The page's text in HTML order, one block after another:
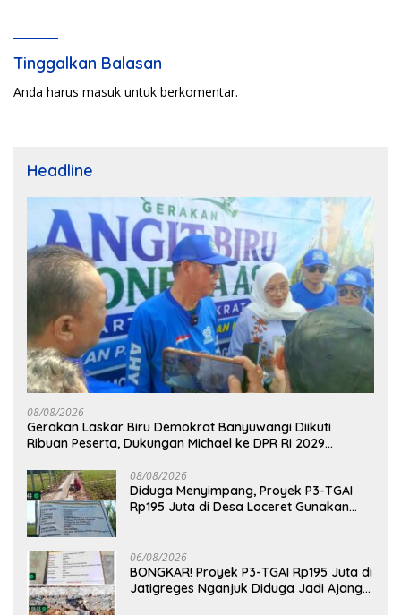
Tinggalkan Balasan
Anda harus masuk untuk berkomentar.
Headline
08/08/2026
Gerakan Laskar Biru Demokrat Banyuwangi Diikuti
Ribuan Peserta, Dukungan Michael ke DPR RI 2029
08/08/2026
Diduga Menyimpang, Proyek P3-TGAI
Rp195 Juta di Desa Loceret Gunakan
06/08/2026
BONGKAR! Proyek P3-TGAI Rp195 Juta di
Jatigreges Nganjuk Diduga Jadi Ajang